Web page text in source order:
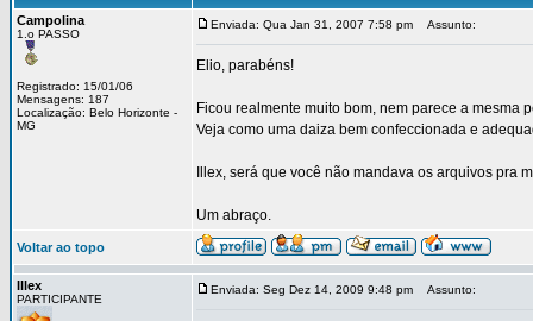
Campolina
1.o PASSO
Registrado: 15/01/06
Mensagens: 187
Localização: Belo Horizonte -
MG
Enviada: Qua Jan 31, 2007 7:58 pm Assunto:
Elio, parabéns!
Ficou realmente muito bom, nem parece a mesma
Veja como uma daiza bem confeccionada e
Illex, será que você não mandava os arquivos pra
Um abraço.
Voltar ao topo
Illex
PARTICIPANTE
Enviada: Seg Dez 14, 2009 9:48 pm Assunto: